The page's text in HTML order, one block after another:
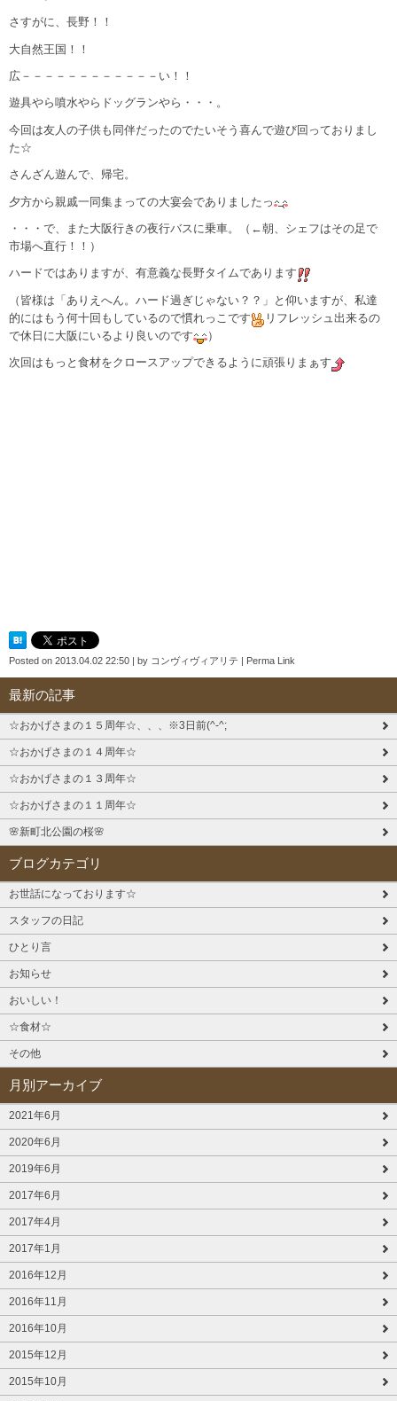
さすがに、長野！！
大自然王国！！
広－－－－－－－－－－－－い！！
遊具やら噴水やらドッグランやら・・・。
今回は友人の子供も同伴だったのでたいそう喜んで遊び回っておりまし
た☆
さんざん遊んで、帰宅。
夕方から親戚一同集まっての大宴会でありましたっ
・・・で、また大阪行きの夜行バスに乗車。（←朝、シェフはその足で
市場へ直行！！）
ハードではありますが、有意義な長野タイムであります
（皆様は「ありえへん。ハード過ぎじゃない？？」と仰いますが、私達
的にはもう何十回もしているので慣れっこです
リフレッシュ出来るの
で休日に大阪にいるより良いのです
）
次回はもっと食材をクロースアップできるように頑張りまぁす
Posted on 2013.04.02 22:50 by コンヴィヴィアリテ Perma Link
最新の記事
☆おかげさまの１５周年☆、、、※3日前(^-^;
☆おかげさまの１４周年☆
☆おかげさまの１３周年☆
☆おかげさまの１１周年☆
🌸新町北公園の桜🌸
ブログカテゴリ
お世話になっております☆
スタッフの日記
ひとり言
お知らせ
おいしい！
☆食材☆
その他
月別アーカイブ
2021年6月
2020年6月
2019年6月
2017年6月
2017年4月
2017年1月
2016年12月
2016年11月
2016年10月
2015年12月
2015年10月